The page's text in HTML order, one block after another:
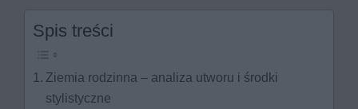
Spis treści
Ziemia rodzinna – analiza utworu i środki
stylistyczne